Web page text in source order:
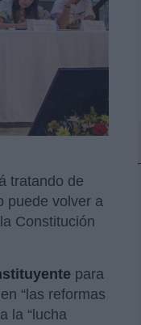
tratando de
puede volver a
Constitución
para
“las reformas
la “lucha